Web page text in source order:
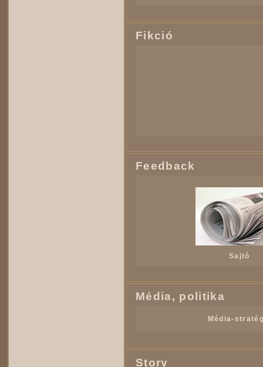
Fikció
Feedback
Sajtó
Média, politika
Média-
Story